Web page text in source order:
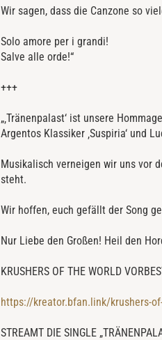
Wir sagen, dass die Canzone so
Solo amore per i grandi!
Salve alle orde!“
+++
„‚Tränenpalast‘ ist unsere
Argentos Klassiker ‚Suspiria‘ und
Musikalisch verneigen wir uns vor
steht.
Wir hoffen, euch gefällt der Song
Nur Liebe den Großen! Heil den
KRUSHERS OF THE WORLD
https://kreator.bfan.link/krushers-
STREAMT DIE SINGLE